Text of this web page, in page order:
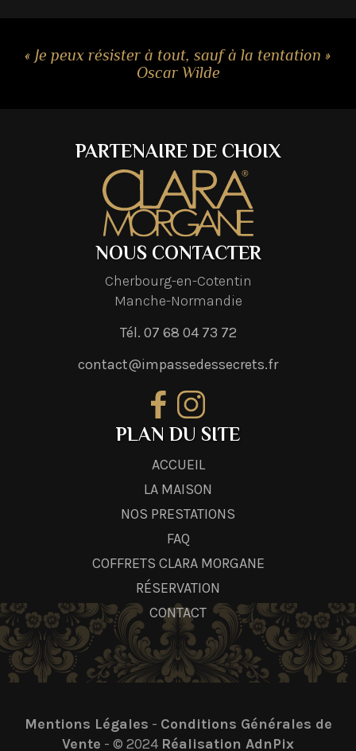
PARTENAIRE DE CHOIX
NOUS CONTACTER
Cherbourg-en-Cotentin
Manche-Normandie
Tél. 07 68 04 73 72
contact@impassedessecrets.fr
PLAN DU SITE
ACCUEIL
LA MAISON
NOS PRESTATIONS
FAQ
COFFRETS CLARA MORGANE
RÉSERVATION
CONTACT
Mentions Légales - Conditions Générales de
Vente - © 2024 Réalisation AdnPix